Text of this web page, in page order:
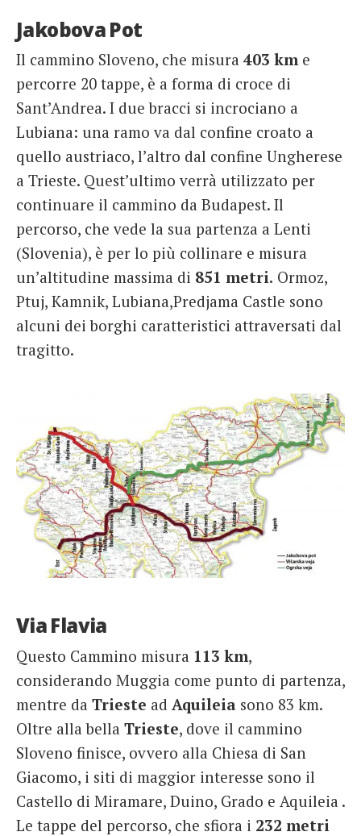
Jakobova Pot
Il cammino Sloveno, che misura 403 kme
percorre 20 tappe, è a forma di croce di
Sant’Andrea. I due bracci si incrociano a
Lubiana: una ramo va dal confine croato a
quello austriaco, l’altro dal confine Ungherese
a Trieste. Quest’ultimo verrà utilizzato per
continuare il cammino da Budapest. Il
percorso, che vede la sua partenza a Lenti
(Slovenia), è per lo più collinare e misura
un’altitudine massima di 851 metri. Ormoz,
Ptuj, Kamnik, Lubiana,Predjama Castle sono
alcuni dei borghi caratteristici attraversati dal
tragitto.
Via Flavia
Questo Cammino misura 113 km,
considerando Muggia come punto di partenza,
mentre da Trieste ad Aquileia sono 83 km.
Oltre alla bella Trieste, dove il cammino
Sloveno finisce, ovvero alla Chiesa di San
Giacomo, i siti di maggior interesse sono il
Castello di Miramare, Duino, Grado e Aquileia .
Le tappe del percorso, che sfiora i 232 metri